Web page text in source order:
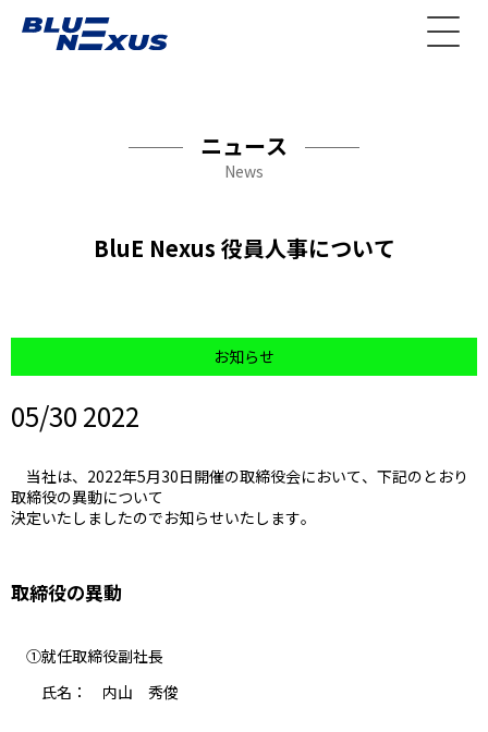
ニュース
News
BluE Nexus 役員人事について
お知らせ
05/30 2022
当社は、2022年5月30日開催の取締役会において、下記のとおり
取締役の異動について
決定いたしましたのでお知らせいたします。
取締役の異動
①就任取締役副社長
氏名： 内山 秀俊